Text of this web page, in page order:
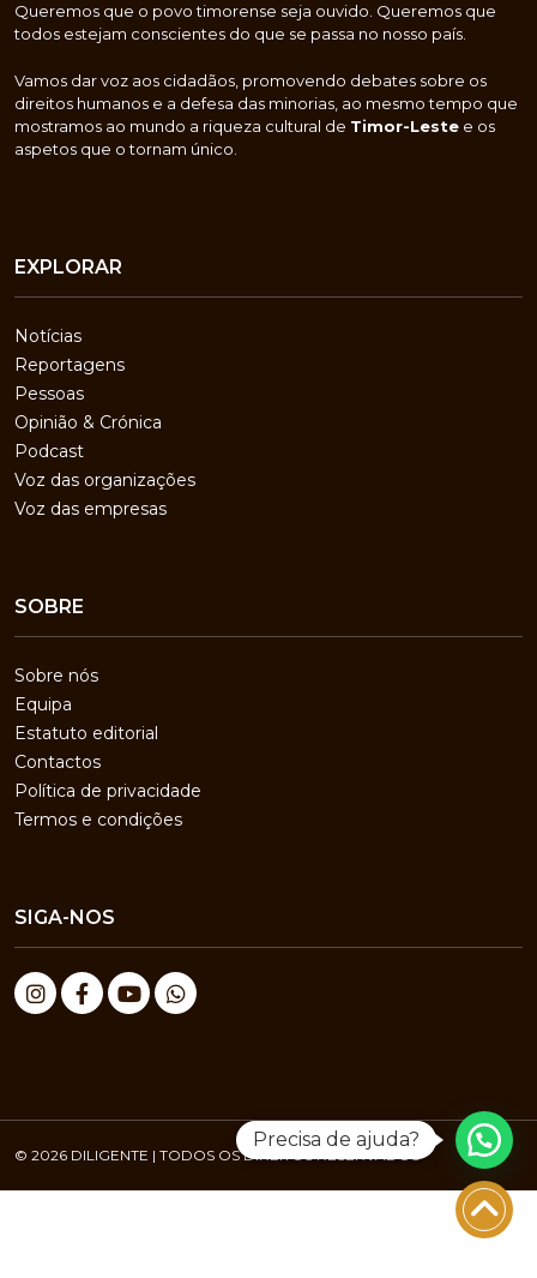
Queremos que o povo timorense seja ouvido. Queremos que
todos estejam conscientes do que se passa no nosso país.
Vamos dar voz aos cidadãos, promovendo debates sobre os
direitos humanos e a defesa das minorias, ao mesmo tempo que
mostramos ao mundo a riqueza cultural de Timor-Leste e os
aspetos que o tornam único.
EXPLORAR
Notícias
Reportagens
Pessoas
Opinião & Crónica
Podcast
Voz das organizações
Voz das empresas
SOBRE
Sobre nós
Equipa
Estatuto editorial
Contactos
Política de privacidade
Termos e condições
SIGA-NOS
© 2026 DILIGENTE | TODOS OS DIREITOS RESERVADOS
Precisa de ajuda?